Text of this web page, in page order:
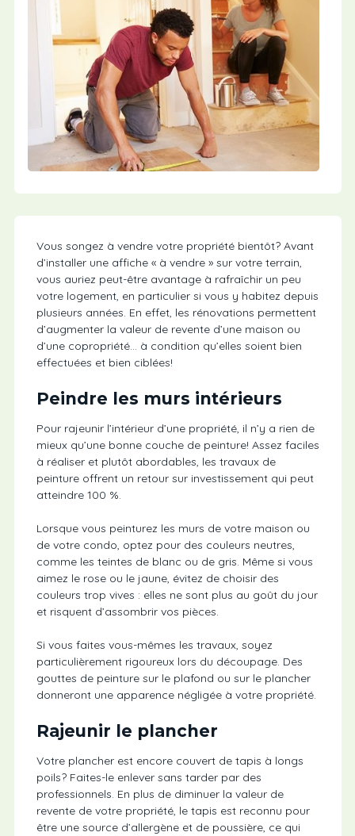
Vous songez à vendre votre propriété bientôt? Avant
d’installer une affiche « à vendre » sur votre terrain,
vous auriez peut-être avantage à rafraîchir un peu
votre logement, en particulier si vous y habitez depuis
plusieurs années. En effet, les rénovations permettent
d’augmenter la valeur de revente d’une maison ou
d’une copropriété… à condition qu’elles soient bien
effectuées et bien ciblées!
Peindre les murs intérieurs
Pour rajeunir l’intérieur d’une propriété, il n’y a rien de
mieux qu’une bonne couche de peinture! Assez faciles
à réaliser et plutôt abordables, les travaux de
peinture offrent un retour sur investissement qui peut
atteindre 100 %.
Lorsque vous peinturez les murs de votre maison ou
de votre condo, optez pour des couleurs neutres,
comme les teintes de blanc ou de gris. Même si vous
aimez le rose ou le jaune, évitez de choisir des
couleurs trop vives : elles ne sont plus au goût du jour
et risquent d’assombrir vos pièces.
Si vous faites vous-mêmes les travaux, soyez
particulièrement rigoureux lors du découpage. Des
gouttes de peinture sur le plafond ou sur le plancher
donneront une apparence négligée à votre propriété.
Rajeunir le plancher
Votre plancher est encore couvert de tapis à longs
poils? Faites-le enlever sans tarder par des
professionnels. En plus de diminuer la valeur de
revente de votre propriété, le tapis est reconnu pour
être une source d’allergène et de poussière, ce qui